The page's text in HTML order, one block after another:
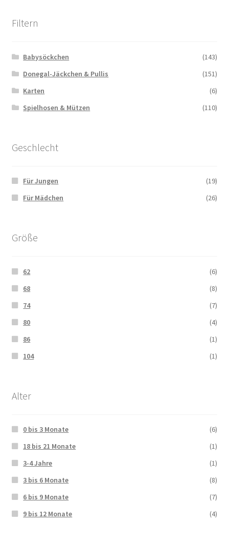
Filtern
Babysöckchen
(143)
Donegal-Jäckchen & Pullis
(151)
Karten
(6)
Spielhosen & Mützen
(110)
Geschlecht
Für Jungen
(19)
Für Mädchen
(26)
Größe
62
(6)
68
(8)
74
(7)
80
(4)
86
(1)
104
(1)
Alter
0 bis 3 Monate
(6)
18 bis 21 Monate
(1)
3-4 Jahre
(1)
3 bis 6 Monate
(8)
6 bis 9 Monate
(7)
9 bis 12 Monate
(4)